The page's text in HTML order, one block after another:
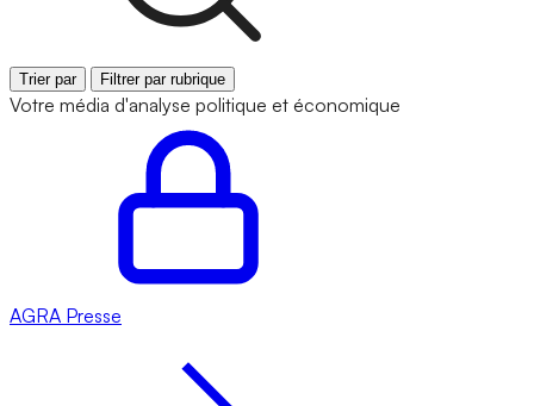
Trier par Filtrer par rubrique
Votre média d'analyse politique et économique
AGRA Presse